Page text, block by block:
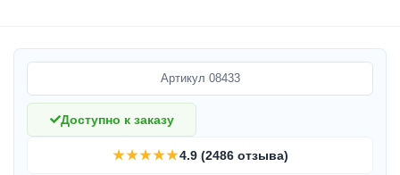
Артикул 08433
Доступно к заказу
★★★★★4.9 (2486 отзыва)